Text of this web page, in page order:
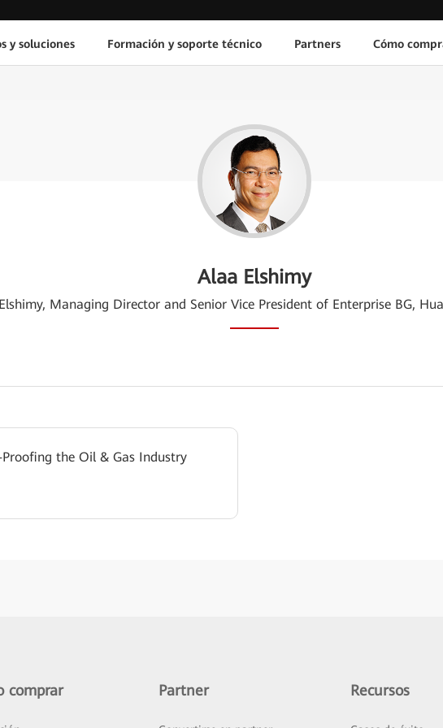
y soluciones Formación y soporte técnico Partners Cómo
Alaa Elshimy
Managing Director and Senior Vice President of Enterprise BG,
the Oil & Gas Industry
comprar Partner Recursos